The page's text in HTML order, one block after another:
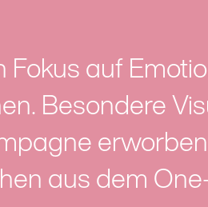
auf
Besondere
aus dem